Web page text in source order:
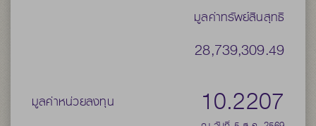
มูลค่าทรัพย์สินสุทธิ
28,739,309.49
มูลค่าหน่วยลงทุน 10.2207